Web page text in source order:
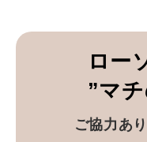
ロー
”マ
ご協力あ